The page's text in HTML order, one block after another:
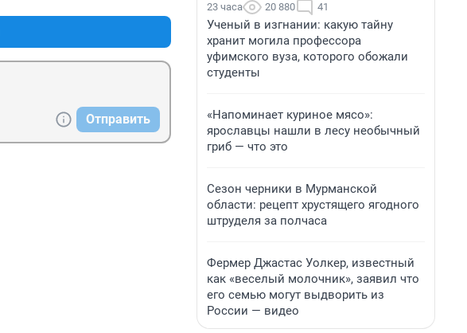
Отправить
23 часа 20 880 41
Ученый в изгнании: какую тайну
хранит могила профессора
уфимского вуза, которого обожали
студенты
«Напоминает куриное мясо»:
ярославцы нашли в лесу необычный
гриб — что это
Сезон черники в Мурманской
области: рецепт хрустящего ягодного
штруделя за полчаса
Фермер Джастас Уолкер, известный
как «веселый молочник», заявил что
его семью могут выдворить из
России — видео